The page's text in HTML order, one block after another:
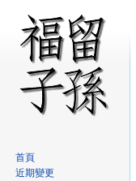
首頁
近期變更